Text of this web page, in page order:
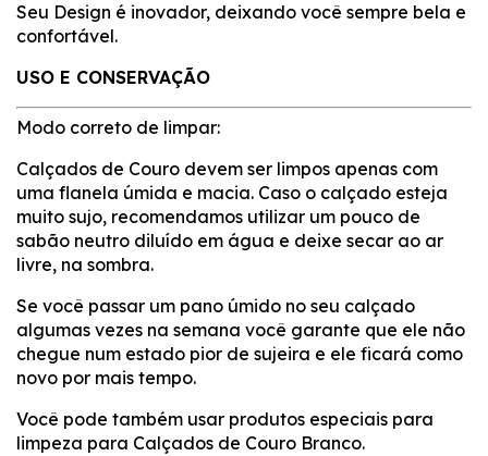
Seu Design é inovador, deixando você sempre bela e
confortável.
USO E CONSERVAÇÃO
Modo correto de limpar:
Calçados de Couro devem ser limpos apenas com
uma flanela úmida e macia. Caso o calçado esteja
muito sujo, recomendamos utilizar um pouco de
sabão neutro diluído em água e deixe secar ao ar
livre, na sombra.
Se você passar um pano úmido no seu calçado
algumas vezes na semana você garante que ele não
chegue num estado pior de sujeira e ele ficará como
novo por mais tempo.
Você pode também usar produtos especiais para
limpeza para Calçados de Couro Branco.